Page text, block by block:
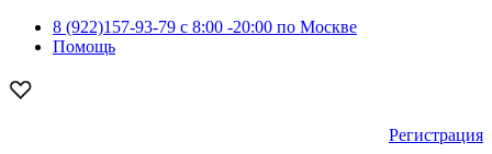
8 (922)157-93-79 c 8:00 -20:00 по Москве
Помощь
Регистрация